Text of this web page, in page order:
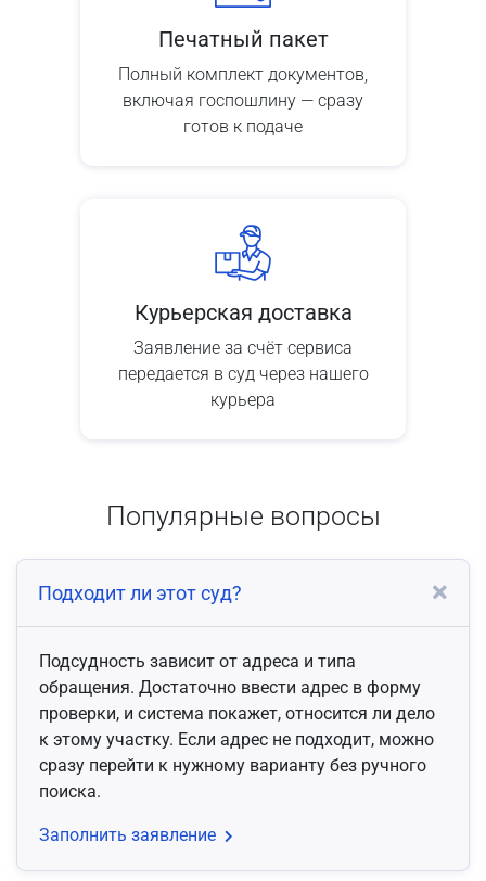
Печатный пакет
Полный комплект документов,
включая госпошлину — сразу
готов к подаче
Курьерская доставка
Заявление за счёт сервиса
передается в суд через нашего
курьера
Популярные вопросы
Подходит ли этот суд?
Подсудность зависит от адреса и типа
обращения. Достаточно ввести адрес в форму
проверки, и система покажет, относится ли дело
к этому участку. Если адрес не подходит, можно
сразу перейти к нужному варианту без ручного
поиска.
Заполнить заявление